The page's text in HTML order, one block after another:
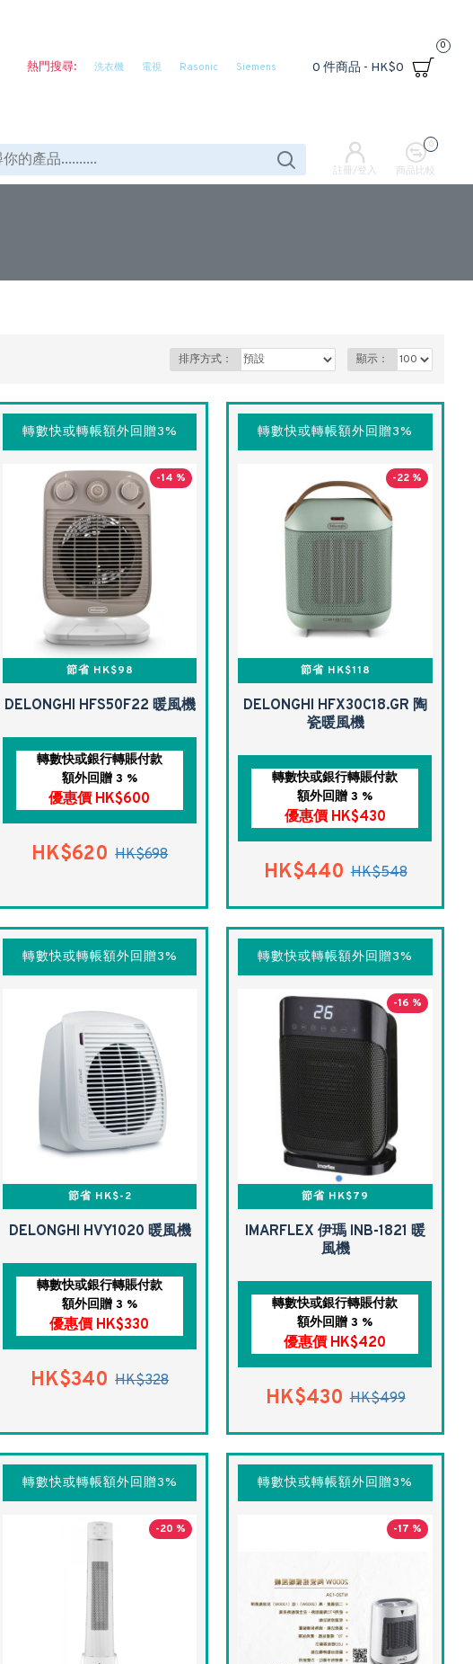
熱門搜尋: 洗衣機 電視 Rasonic Siemens 0 件商品 - HK$0
0
註冊/登入 商品比較
0
排序方式： 顯示：
轉數快或轉帳額外回贈3%
-14 %
節省 HK$98
DELONGHI HFS50F22 暖風機
轉數快或銀行轉賬付款
額外回贈 3 %
優惠價 HK$600
HK$620 HK$698
轉數快或轉帳額外回贈3%
-22 %
節省 HK$118
DELONGHI HFX30C18.GR 陶
瓷暖風機
轉數快或銀行轉賬付款
額外回贈 3 %
優惠價 HK$430
HK$440 HK$548
轉數快或轉帳額外回贈3%
節省 HK$-2
DELONGHI HVY1020 暖風機
轉數快或銀行轉賬付款
額外回贈 3 %
優惠價 HK$330
HK$340 HK$328
轉數快或轉帳額外回贈3%
-16 %
節省 HK$79
IMARFLEX 伊瑪 INB-1821 暖
風機
轉數快或銀行轉賬付款
額外回贈 3 %
優惠價 HK$420
HK$430 HK$499
轉數快或轉帳額外回贈3%
-20 %
轉數快或轉帳額外回贈3%
-17 %